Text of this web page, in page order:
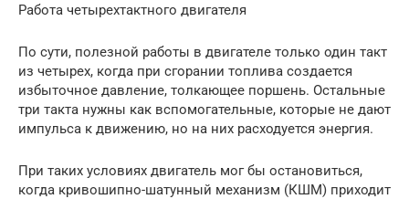
Работа четырехтактного двигателя
По сути, полезной работы в двигателе только один такт
из четырех, когда при сгорании топлива создается
избыточное давление, толкающее поршень. Остальные
три такта нужны как вспомогательные, которые не дают
импульса к движению, но на них расходуется энергия.
При таких условиях двигатель мог бы остановиться,
когда кривошипно-шатунный механизм (КШМ) приходит